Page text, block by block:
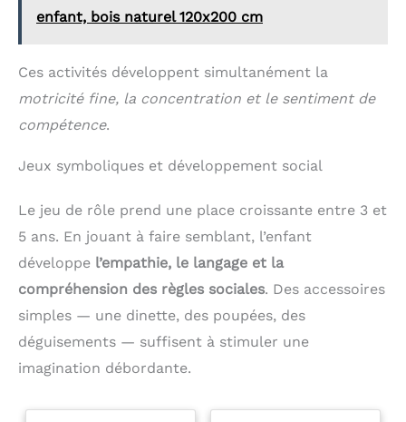
ranger, ce jouet permet
aux enfants de jouer au
compagnon de voyage
idéal. Cadeau Créatif
pour Enfants : Ce joli
coffret est un cadeau
anniversaires, Noël, la
fête des enfants, Pâques
enfants de 1 à 4 ans. Bien
c'est un outil d'éveil de
qualité qui favorise
l'interaction parent-
enfant et réduit le temps
Un choix précieux pour
l'éveil des tout-petits.
enfant. 【Cadeau parfait】 Si vous cherchez un
cadeau merveilleux pour votre petit, vous allez
et adorable pour Noël, les anniversaires et la
préscolaire. — Plus que de simples jouets, ce sont
enfant, bois naturel 120x200 cm
Ces activités développent simultanément la
motricité fine, la concentration et le sentiment de
compétence.
Jeux symboliques et développement social
Le jeu de rôle prend une place croissante entre 3 et
5 ans. En jouant à faire semblant, l’enfant
développe l’empathie, le langage et la
compréhension des règles sociales. Des accessoires
simples — une dinette, des poupées, des
déguisements — suffisent à stimuler une
imagination débordante.